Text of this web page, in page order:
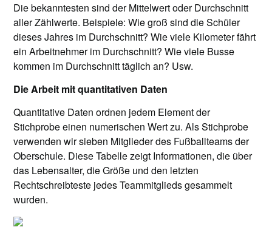
Die bekanntesten sind der Mittelwert oder Durchschnitt
aller Zählwerte. Beispiele: Wie groß sind die Schüler
dieses Jahres im Durchschnitt? Wie viele Kilometer fährt
ein Arbeitnehmer im Durchschnitt? Wie viele Busse
kommen im Durchschnitt täglich an? Usw.
Die Arbeit mit quantitativen Daten
Quantitative Daten ordnen jedem Element der
Stichprobe einen numerischen Wert zu. Als Stichprobe
verwenden wir sieben Mitglieder des Fußballteams der
Oberschule. Diese Tabelle zeigt Informationen, die über
das Lebensalter, die Größe und den letzten
Rechtschreibteste jedes Teammitglieds gesammelt
wurden.